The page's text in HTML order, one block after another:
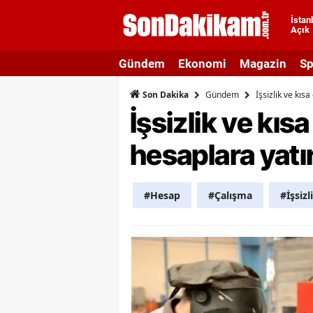
Açık
Gündem Ekonomi Magazin
Son Dakika Gündem İşsizlik ve
İşsizlik ve
hesaplara
#Hesap #Çalışma